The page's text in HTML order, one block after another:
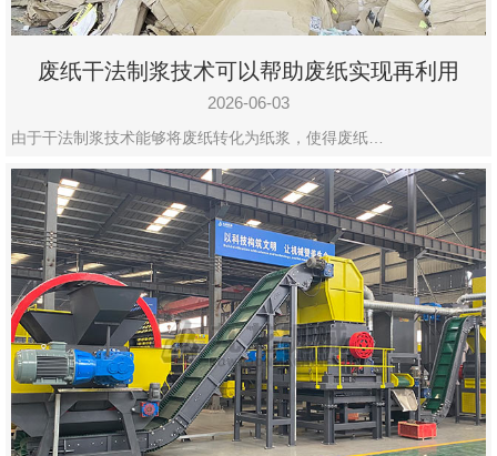
废纸干法制浆技术可以帮助废纸实现再利用
2026-06-03
由于干法制浆技术能够将废纸转化为纸浆，使得废纸…